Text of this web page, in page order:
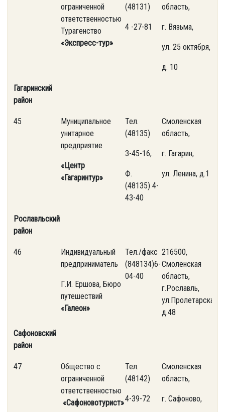
ограниченной
ответственностью
Турагенство
«Экспресс-тур»
(48131)
4 -27-81
область,
г. Вязьма,
ул. 25 октября,
д. 10
Гагаринский
район
45
Муниципальное
унитарное
предприятие
«Центр
«Гагаринтур»
Тел.
(48135)
3-45-16,
Ф.
(48135) 4-
43-40
Смоленская
область,
г. Гагарин,
ул. Ленина, д.1
Рославльский
район
46
Индивидуальный
предприниматель
Г.И. Ершова, Бюро
путешествий
«Галеон»
Тел./факс
(848134)6-
04-40
216500,
Смоленская
область,
г.Рославль,
ул.Пролетарская,
д.48
Сафоновский
район
47
Общество с
ограниченной
ответственностью
«Сафоновотурист»
Тел.
(48142)
4-39-72
Смоленская
область,
г. Сафоново,